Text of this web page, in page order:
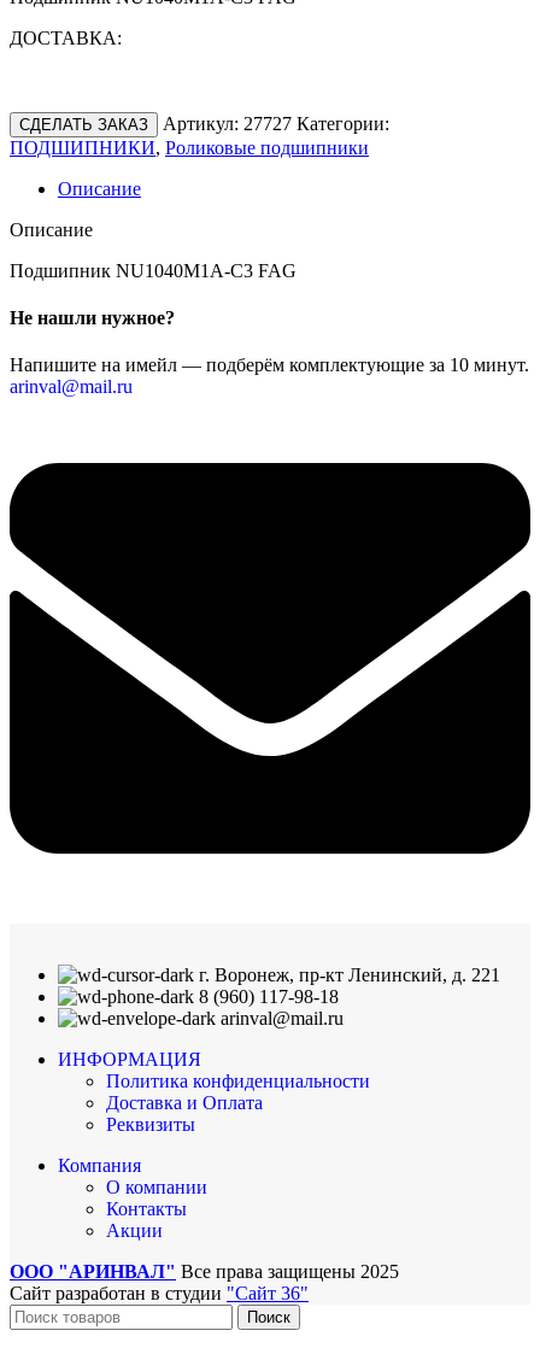
ДОСТАВКА:
СДЕЛАТЬ ЗАКАЗ Артикул: 27727 Категории:
ПОДШИПНИКИ, Роликовые подшипники
Описание
Описание
Подшипник NU1040M1A-C3 FAG
Не нашли нужное?
Напишите на имейл — подберём комплектующие за 10 минут.
arinval@mail.ru
г. Воронеж, пр-кт Ленинский, д. 221
8 (960) 117-98-18
arinval@mail.ru
ИНФОРМАЦИЯ
Политика конфиденциальности
Доставка и Оплата
Реквизиты
Компания
О компании
Контакты
Акции
ООО "АРИНВАЛ" Все права защищены 2025
Сайт разработан в студии "Сайт 36"
Поиск